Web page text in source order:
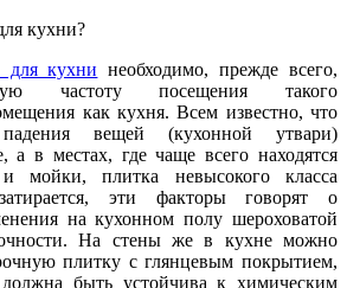
кухни?
для кухни необходимо, прежде всего,
частоту посещения такого
как кухня. Всем известно, что
вещей (кухонной утвари)
а в местах, где чаще всего находятся
мойки, плитка невысокого класса
эти факторы говорят о
на кухонном полу шероховатой
На стены же в кухне можно
плитку с глянцевым покрытием,
быть устойчива к химическим